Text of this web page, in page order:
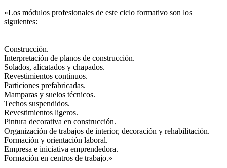
«Los módulos profesionales de este ciclo formativo son los
siguientes:
Construcción.
Interpretación de planos de construcción.
Solados, alicatados y chapados.
Revestimientos continuos.
Particiones prefabricadas.
Mamparas y suelos técnicos.
Techos suspendidos.
Revestimientos ligeros.
Pintura decorativa en construcción.
Organización de trabajos de interior, decoración y rehabilitación.
Formación y orientación laboral.
Empresa e iniciativa emprendedora.
Formación en centros de trabajo.»